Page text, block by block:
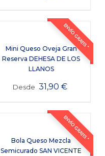
ENVÍO GRATIS *
Mini Queso Oveja Gran
Reserva DEHESA DE LOS
LLANOS
Desde 31,90€
ENVÍO GRATIS *
Bola Queso Mezcla
Semicurado SAN VICENTE